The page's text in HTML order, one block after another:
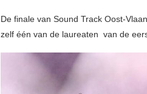
De finale van Sound Track Oost-
zelf één van de laureaten van de